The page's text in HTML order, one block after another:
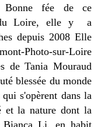
Bonne fée de ce
du Loire, elle y a
depuis 2008 Elle
Photo-sur-Loire
de Tania Mouraud
blessée du monde
s'opèrent dans la
et la nature dont la